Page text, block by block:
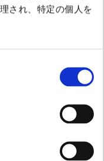
され、特定の個人を